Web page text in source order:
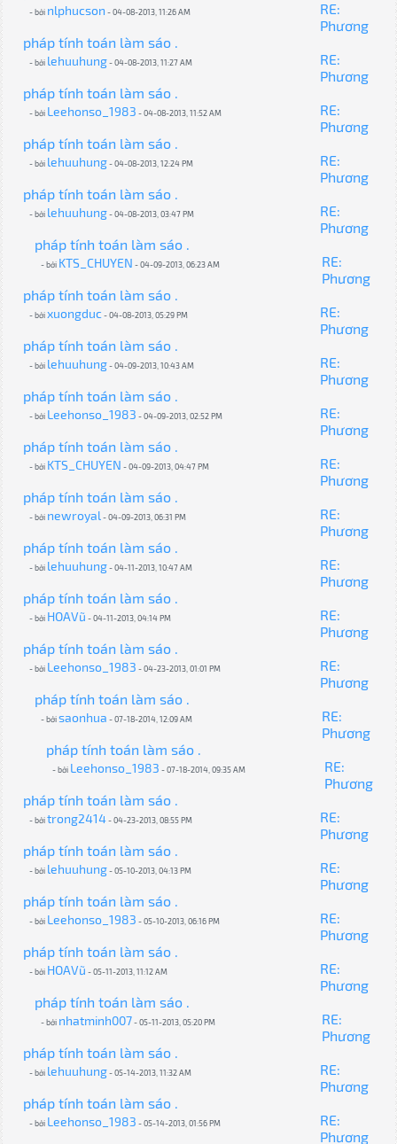
- bởi nlphucson - 04-08-2013, 11:26 AM
RE:
Phương
pháp tính toán làm sáo .
- bởi lehuuhung- 04-08-2013, 11:27 AM
RE:
Phương
pháp tính toán làm sáo .
- bởi Leehonso_1983 - 04-08-2013, 11:52 AM
RE:
Phương
pháp tính toán làm sáo .
- bởi lehuuhung- 04-08-2013, 12:24 PM
RE:
Phương
pháp tính toán làm sáo .
- bởi lehuuhung- 04-08-2013, 03:47 PM
RE:
Phương
pháp tính toán làm sáo .
- bởi KTS_CHUYEN - 04-09-2013, 06:23 AM
RE:
Phương
pháp tính toán làm sáo .
- bởixuongduc- 04-08-2013, 05:29 PM
RE:
Phương
pháp tính toán làm sáo .
- bởi lehuuhung- 04-09-2013, 10:43 AM
RE:
Phương
pháp tính toán làm sáo .
- bởi Leehonso_1983 - 04-09-2013, 02:52 PM
RE:
Phương
pháp tính toán làm sáo .
- bởi KTS_CHUYEN - 04-09-2013, 04:47 PM
RE:
Phương
pháp tính toán làm sáo .
- bởi newroyal- 04-09-2013, 06:31 PM
RE:
Phương
pháp tính toán làm sáo .
- bởi lehuuhung- 04-11-2013, 10:47 AM
RE:
Phương
pháp tính toán làm sáo .
- bởi HOAVũ - 04-11-2013, 04:14 PM
RE:
Phương
pháp tính toán làm sáo .
- bởi Leehonso_1983 - 04-23-2013, 01:01 PM
RE:
Phương
pháp tính toán làm sáo .
- bởisaonhua - 07-18-2014, 12:09 AM
RE:
Phương
pháp tính toán làm sáo .
- bởi Leehonso_1983 - 07-18-2014, 09:35 AM
RE:
Phương
pháp tính toán làm sáo .
- bởitrong2414- 04-23-2013, 08:55 PM
RE:
Phương
pháp tính toán làm sáo .
- bởi lehuuhung- 05-10-2013, 04:13 PM
RE:
Phương
pháp tính toán làm sáo .
- bởi Leehonso_1983 - 05-10-2013, 06:16 PM
RE:
Phương
pháp tính toán làm sáo .
- bởi HOAVũ - 05-11-2013, 11:12 AM
RE:
Phương
pháp tính toán làm sáo .
- bởi nhatminh007 - 05-11-2013, 05:20 PM
RE:
Phương
pháp tính toán làm sáo .
- bởi lehuuhung- 05-14-2013, 11:32 AM
RE:
Phương
pháp tính toán làm sáo .
- bởi Leehonso_1983 - 05-14-2013, 01:56 PM
RE:
Phương